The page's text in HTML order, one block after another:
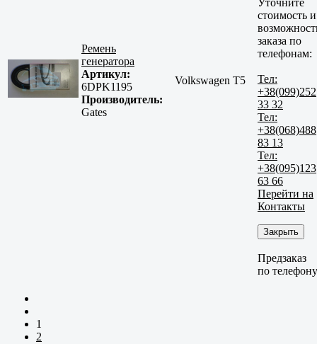
Ремень
генератора
Артикул:
6DPK1195
Производитель:
Gates
Volkswagen T5
стоимость и
заказа по
телефонам:
Тел:
+38(099)252
33 32
Тел:
+38(068)488
83 13
Тел:
+38(095)123
63 66
Перейти на
Контакты
Закрыть
Предзаказ
по телефону
1
2